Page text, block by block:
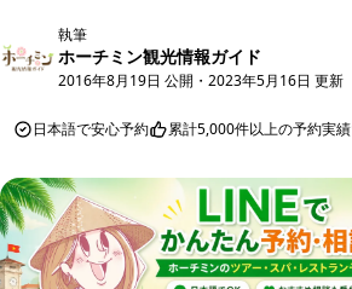
執筆
ホーチミン観光情報ガイド
2016年8月19日 公開 ・ 2023年5月16日 更新
日本語で安心予約 累計5,000件以上の予約実績